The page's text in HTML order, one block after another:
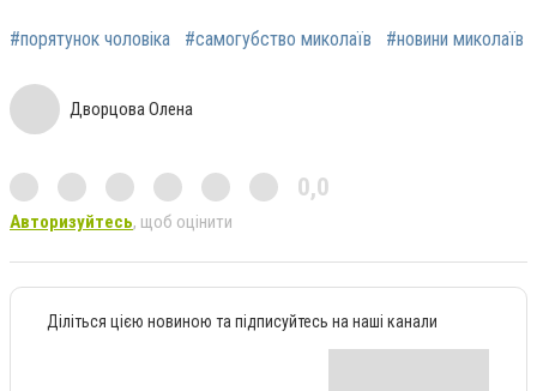
#порятунок чоловіка #самогубство миколаїв #новини миколаїв
Дворцова Олена
0,0
Авторизуйтесь, щоб оцінити
Діліться цією новиною та підписуйтесь на наші канали